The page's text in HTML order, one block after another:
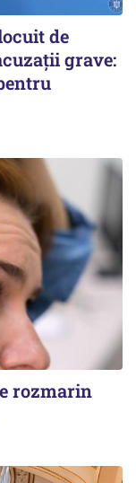
de
grave:
rozmarin